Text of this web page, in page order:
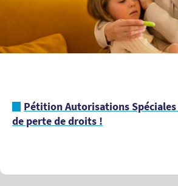
Pétition Autorisations Spéciales
de perte de droits !